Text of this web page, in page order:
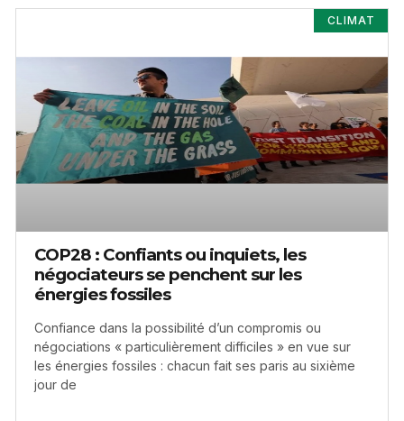
CLIMAT
COP28 : Confiants ou inquiets, les
négociateurs se penchent sur les
énergies fossiles
Confiance dans la possibilité d’un compromis ou
négociations « particulièrement difficiles » en vue sur
les énergies fossiles : chacun fait ses paris au sixième
jour de